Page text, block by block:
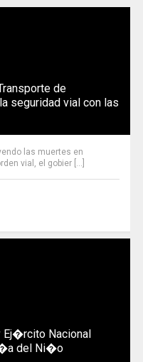
de
seguridad vial con las
las muertes en
vial, el gobier [...]
Ej�rcito Nacional
del Ni�o